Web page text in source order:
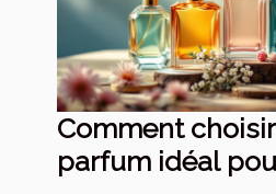
Comment
parfum idéal